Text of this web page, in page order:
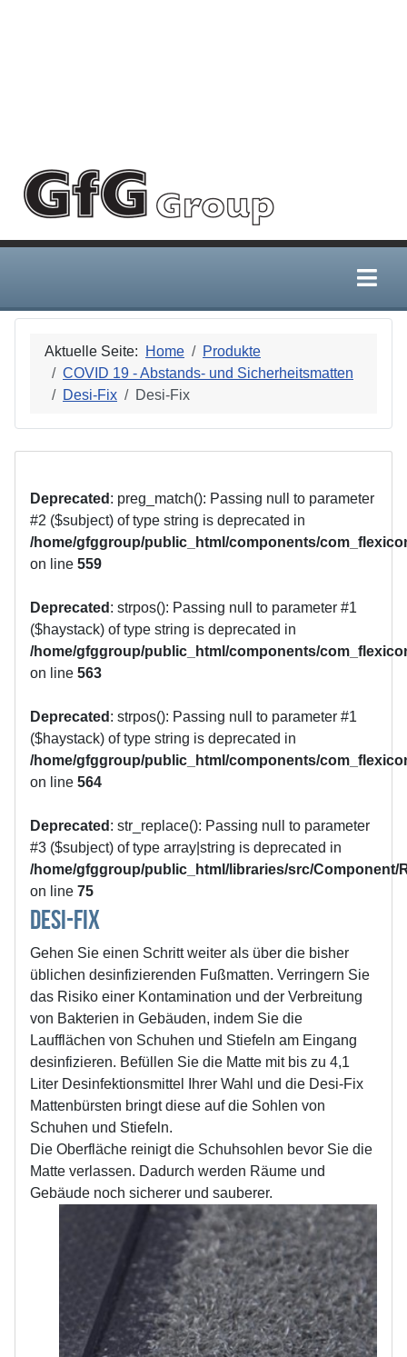
Aktuelle Seite: Home
Produkte
COVID 19 - Abstands- und Sicherheitsmatten
Desi-Fix
Desi-Fix
Deprecated : preg_match(): Passing null to parameter
#2 ($subject) of type string is deprecated in
/home/gfggroup/public_html/components/
on line 559
Deprecated : strpos(): Passing null to parameter #1
($haystack) of type string is deprecated in
/home/gfggroup/public_html/components/
on line 563
Deprecated : strpos(): Passing null to parameter #1
($haystack) of type string is deprecated in
/home/gfggroup/public_html/components/
on line 564
Deprecated : str_replace(): Passing null to parameter
#3 ($subject) of type array|string is deprecated in
/home/gfggroup/public_html/libraries/src/Component/
on line 75
Desi-Fix
Gehen Sie einen Schritt weiter als über die bisher
üblichen desinfizierenden Fußmatten. Verringern Sie
das Risiko einer Kontamination und der Verbreitung
von Bakterien in Gebäuden, indem Sie die
Laufflächen von Schuhen und Stiefeln am Eingang
desinfizieren. Befüllen Sie die Matte mit bis zu 4,1
Liter Desinfektionsmittel Ihrer Wahl und die Desi-Fix
Mattenbürsten bringt diese auf die Sohlen von
Schuhen und Stiefeln.
Die Oberfläche reinigt die Schuhsohlen bevor Sie die
Matte verlassen. Dadurch werden Räume und
Gebäude noch sicherer und sauberer.